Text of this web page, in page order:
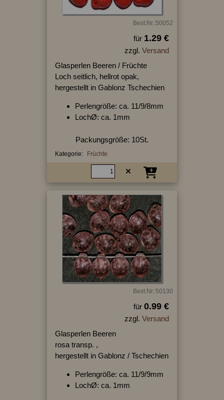
Best.Nr.:50052
für 1.29 €
zzgl. Versand
Glasperlen Beeren / Früchte
Loch seitlich, hellrot opak,
hergestellt in Gablonz Tschechien
Perlengröße: ca. 11/9/8mm
LochØ: ca. 1mm
Packungsgröße: 10St.
Kategorie: Früchte
Best.Nr.:50130
für 0.99 €
zzgl. Versand
Glasperlen Beeren
rosa transp. ,
hergestellt in Gablonz / Tschechien
Perlengröße: ca. 11/9/9mm
LochØ: ca. 1mm